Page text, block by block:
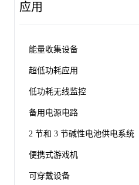
应用
能量收集设备
超低功耗应用
低功耗无线监控
备用电源电路
2 节和 3 节碱性电池供电系统
便携式游戏机
可穿戴设备